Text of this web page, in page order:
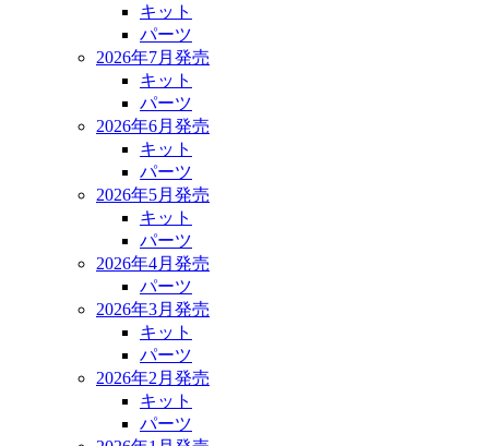
キット
パーツ
2026年7月発売
キット
パーツ
2026年6月発売
キット
パーツ
2026年5月発売
キット
パーツ
2026年4月発売
パーツ
2026年3月発売
キット
パーツ
2026年2月発売
キット
パーツ